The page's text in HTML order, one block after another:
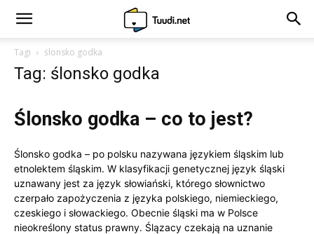
Tagi ślonsko godka
Tag: ślonsko godka
Ślonsko godka – co to jest?
Ślonsko godka – po polsku nazywana językiem śląskim lub
etnolektem śląskim. W klasyfikacji genetycznej język śląski
uznawany jest za język słowiański, którego słownictwo
czerpało zapożyczenia z języka polskiego, niemieckiego,
czeskiego i słowackiego. Obecnie śląski ma w Polsce
nieokreślony status prawny. Ślązacy czekają na uznanie